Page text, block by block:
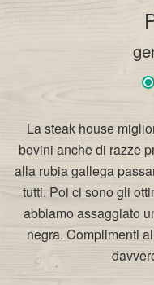
La steak house
bovini anche di razze
alla rubia gallega
tutti. Poi ci sono gli
abbiamo assaggiato
negra. Complimenti